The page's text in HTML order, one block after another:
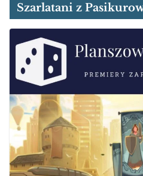
Szarlatani z